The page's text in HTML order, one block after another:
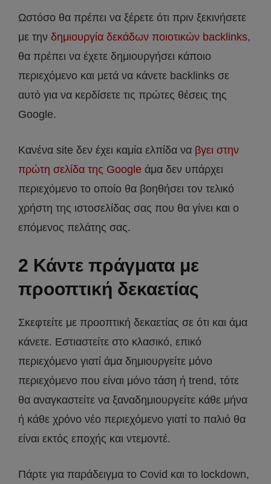
Ωστόσο θα πρέπει να ξέρετε ότι πριν ξεκινήσετε
με την δημιουργία δεκάδων ποιοτικών backlinks,
θα πρέπει να έχετε δημιουργήσει κάποιο
περιεχόμενο και μετά να κάνετε backlinks σε
αυτό για να κερδίσετε τις πρώτες θέσεις της
Google.
Κανένα site δεν έχει καμία ελπίδα να βγει στην
πρώτη σελίδα της Google άμα δεν υπάρχει
περιεχόμενο το οποίο θα βοηθήσει τον τελικό
χρήστη της ιστοσελίδας σας που θα γίνει και ο
επόμενος πελάτης σας.
2 Κάντε πράγματα με
προοπτική δεκαετίας
Σκεφτείτε με προοπτική δεκαετίας σε ότι και άμα
κάνετε. Εστιαστείτε στο κλασικό, επικό
περιεχόμενο γιατί άμα δημιουργείτε μόνο
περιεχόμενο που είναι μόνο τάση ή trend, τότε
θα αναγκαστείτε να ξαναδημιουργείτε κάθε μήνα
ή κάθε χρόνο νέο περιεχόμενο γιατί το παλιό θα
είναι εκτός εποχής και ντεμοντέ.
Πάρτε για παράδειγμα το Covid και το lockdown,